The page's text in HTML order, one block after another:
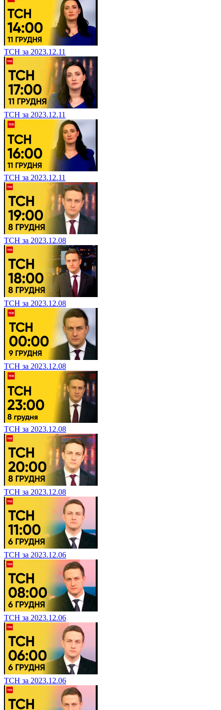
ТСН за 2023.12.11
ТСН за 2023.12.11
ТСН за 2023.12.11
ТСН за 2023.12.08
ТСН за 2023.12.08
ТСН за 2023.12.08
ТСН за 2023.12.08
ТСН за 2023.12.08
ТСН за 2023.12.06
ТСН за 2023.12.06
ТСН за 2023.12.06